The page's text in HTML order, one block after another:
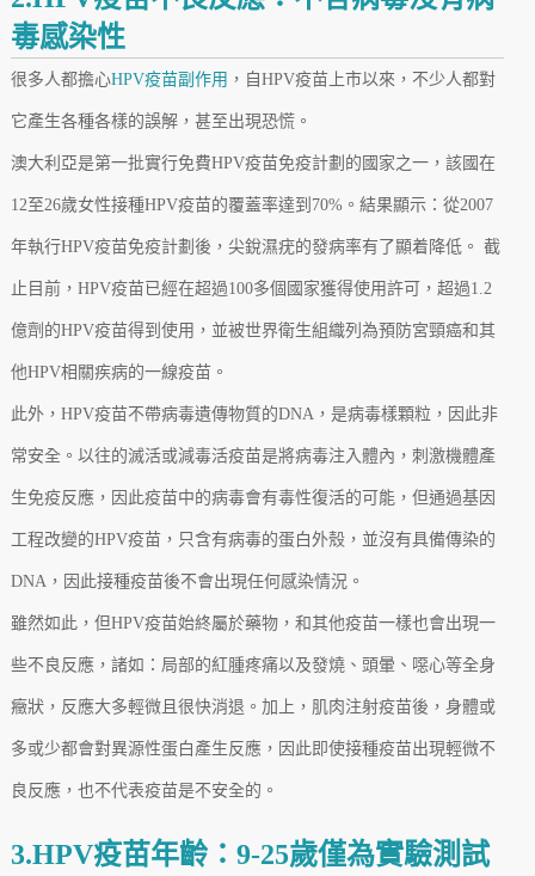
毒感染性
很多人都擔心HPV疫苗副作用 ，自HPV疫苗上市以來，不少人都對
它產生各種各樣的誤解，甚至出現恐慌。
澳大利亞是第一批實行免費HPV疫苗免疫計劃的國家之一，該國在
12至26歲女性接種HPV疫苗的覆蓋率達到70%。結果顯示：從2007
年執行HPV疫苗免疫計劃後，尖銳濕疣的發病率有了顯着降低。 截
止目前，HPV疫苗已經在超過100多個國家獲得使用許可，超過1.2
億劑的HPV疫苗得到使用，並被世界衛生組織列為預防宮頸癌和其
他HPV相關疾病的一線疫苗。
此外，HPV疫苗不帶病毒遺傳物質的DNA，是病毒樣顆粒，因此非
常安全。以往的滅活或減毒活疫苗是將病毒注入體內，刺激機體產
生免疫反應，因此疫苗中的病毒會有毒性復活的可能，但通過基因
工程改變的HPV疫苗，只含有病毒的蛋白外殼，並沒有具備傳染的
DNA，因此接種疫苗後不會出現任何感染情況。
雖然如此，但HPV疫苗始終屬於藥物，和其他疫苗一樣也會出現一
些不良反應，諸如：局部的紅腫疼痛以及發燒、頭暈、噁心等全身
癥狀，反應大多輕微且很快消退。加上，肌肉注射疫苗後，身體或
多或少都會對異源性蛋白產生反應，因此即使接種疫苗出現輕微不
良反應，也不代表疫苗是不安全的。
3.HPV疫苗年齡：9-25歲僅為實驗測試